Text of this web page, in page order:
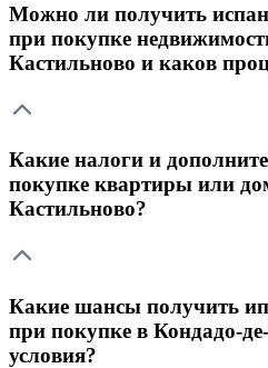
Можно ли получить
при покупке
Кастильново и каков
Какие налоги и
покупке квартиры или
Кастильново?
Какие шансы получить
при покупке в Кондадо-
условия?